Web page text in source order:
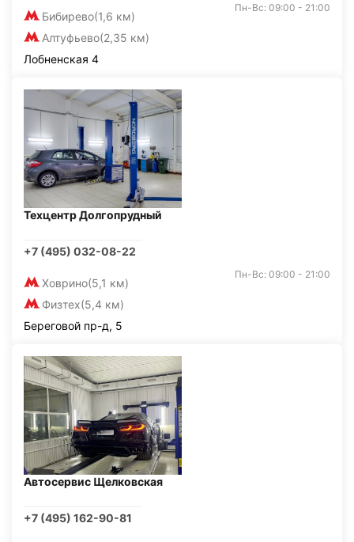
Бибирево(1,6 км)
Алтуфьево(2,35 км)
Пн-Вс: 09:00 - 21:00
Лобненская 4
Техцентр Долгопрудный
+7 (495) 032-08-22
Ховрино(5,1 км)
Физтех(5,4 км)
Пн-Вс: 09:00 - 21:00
Береговой пр-д, 5
Автосервис Щелковская
+7 (495) 162-90-81